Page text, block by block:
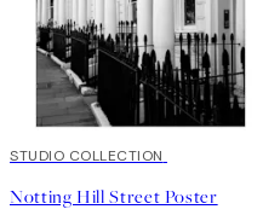
50%*
STUDIO COLLECTION
Notting Hill Street Poster